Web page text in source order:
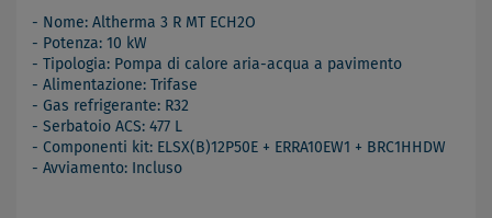
- Nome: Altherma 3 R MT ECH2O
- Potenza: 10 kW
- Tipologia: Pompa di calore aria-acqua a pavimento
- Alimentazione: Trifase
- Gas refrigerante: R32
- Serbatoio ACS: 477 L
- Componenti kit: ELSX(B)12P50E + ERRA10EW1 + BRC1HHDW
- Avviamento: Incluso